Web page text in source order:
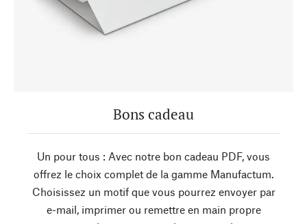
Bons cadeau
Un pour tous : Avec notre bon cadeau PDF, vous
offrez le choix complet de la gamme Manufactum.
Choisissez un motif que vous pourrez envoyer par
e-mail, imprimer ou remettre en main propre